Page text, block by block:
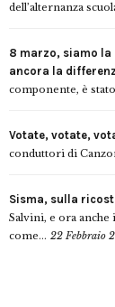
dell’alternanza
8 marzo, siamo la
ancora la
componente, è
Votate, votate,
conduttori di
Sisma, sulla
Salvini, e ora
come... 22 Febbraio